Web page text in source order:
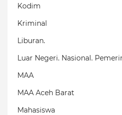
Kodim
Kriminal
Liburan.
Luar Negeri. Nasional.
MAA
MAA Aceh Barat
Mahasiswa